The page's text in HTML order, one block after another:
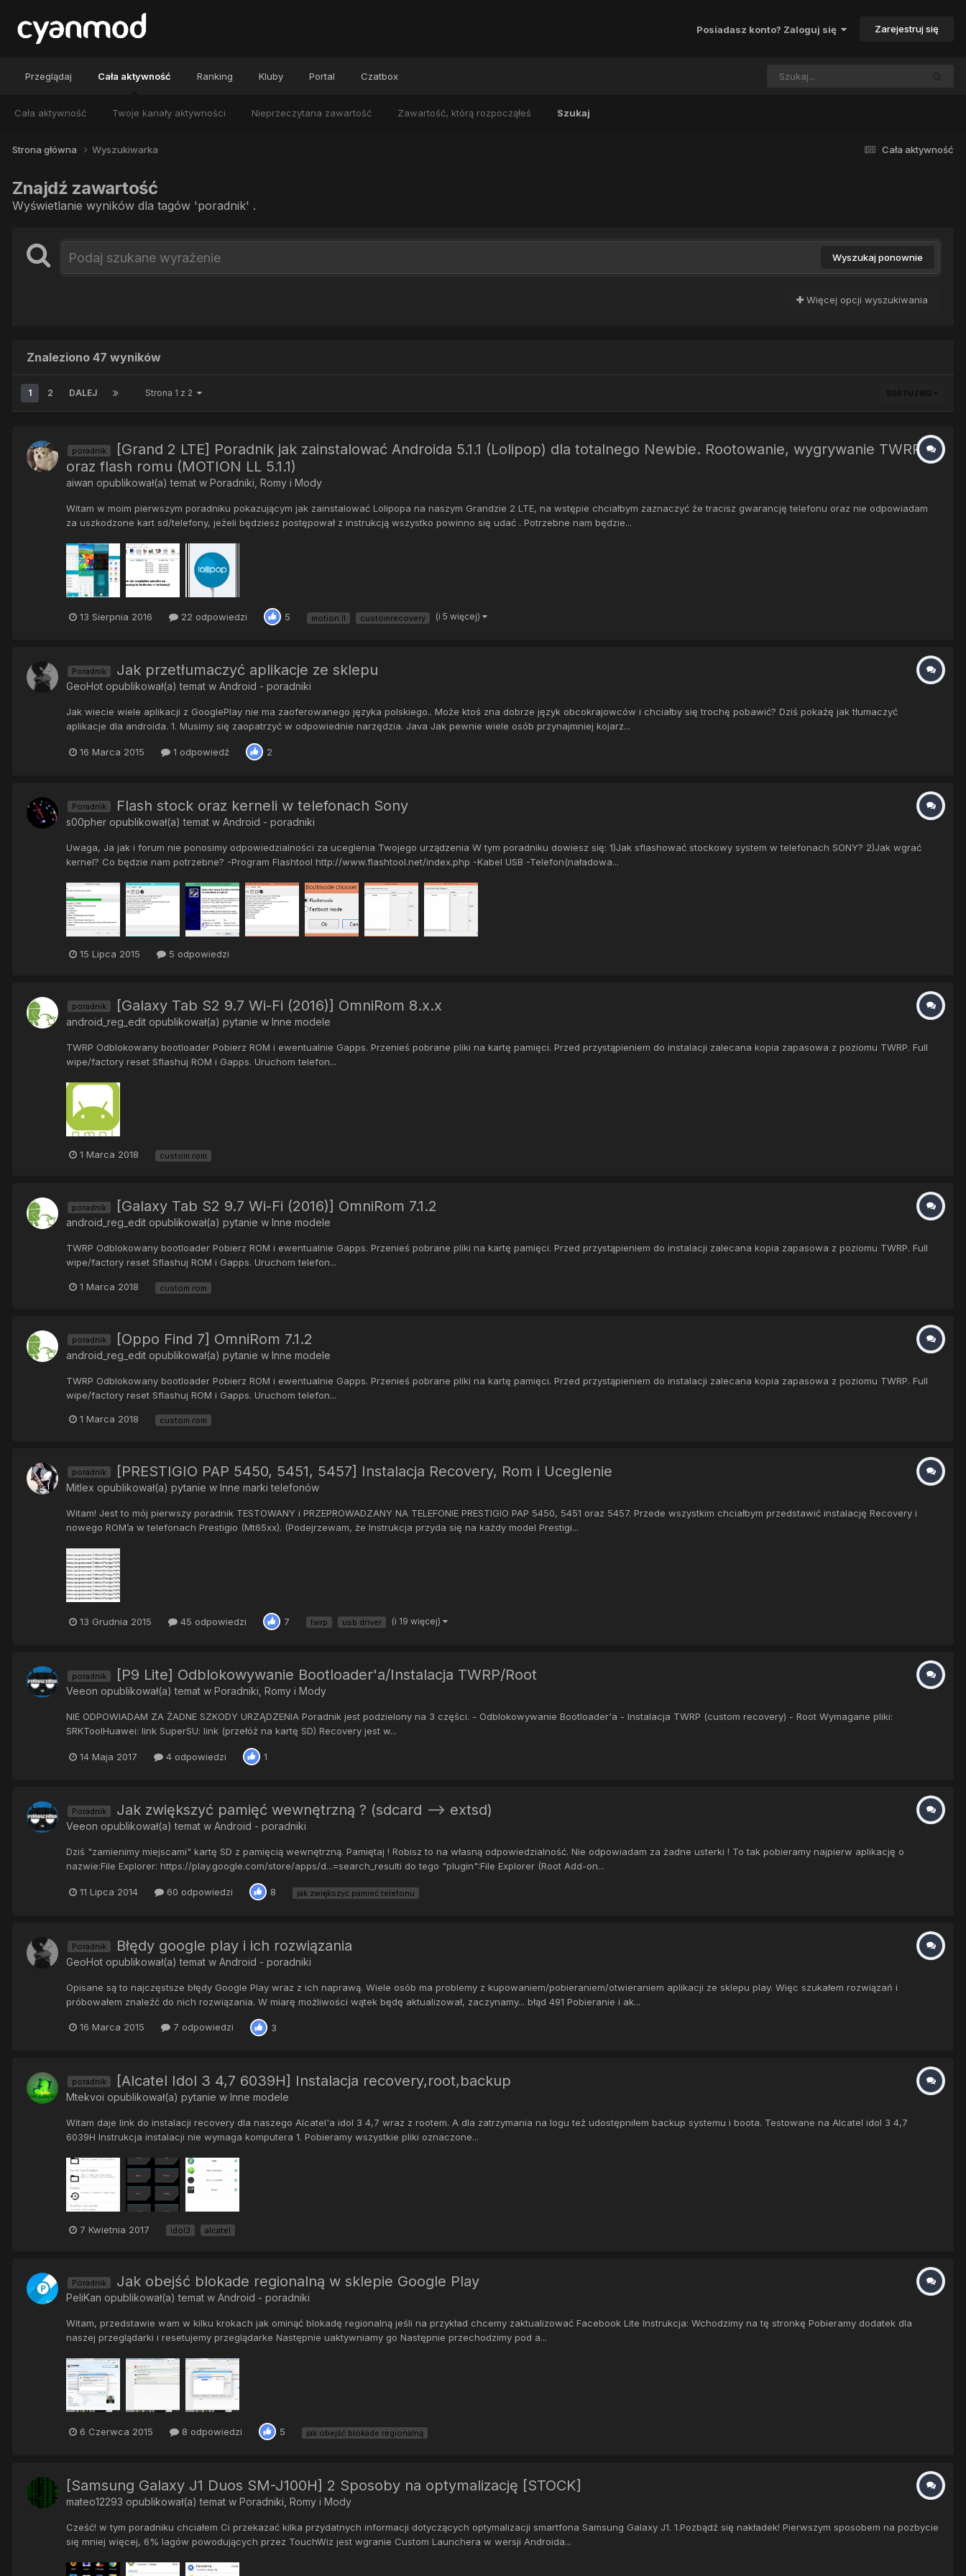
Posiadasz konto? Zaloguj się Zarejestruj się
Przeglądaj Cała aktywność
Cała aktywność Twoje kanały aktywności Nieprzeczytana zawartość Zawartość, którą rozpocząłeś Szukaj
Ranking Kluby Portal Czatbox
Cała aktywność
Strona główna Wyszukiwarka
Znajdź zawartość
Wyświetlanie wyników dla tagów 'poradnik' .
Wyszukaj ponownie
Więcej opcji wyszukiwania
Znaleziono 47 wyników
1 2 DALEJ Strona 1 z 2 SORTUJ WG
poradnik
[Grand 2 LTE] Poradnik jak zainstalować Androida 5.1.1 (Lolipop) dla totalnego Newbie. Rootowanie, wygrywanie TWRP
oraz flash romu (MOTION LL 5.1.1)
aiwan opublikował(a) temat w Poradniki, Romy i Mody
Witam w moim pierwszym poradniku pokazującym jak zainstalować Lolipopa na naszym Grandzie 2 LTE, na wstępie chciałbym zaznaczyć że tracisz gwarancję telefonu oraz nie odpowiadam
za uszkodzone kart sd/telefony, jeżeli będziesz postępował z instrukcją wszystko powinno się udać . Potrzebne nam będzie...
13 Sierpnia 2016 22 odpowiedzi 5 motion ll customrecovery (i 5 więcej)
Poradnik Jak przetłumaczyć aplikacje ze sklepu
GeoHot opublikował(a) temat w Android - poradniki
Jak wiecie wiele aplikacji z GooglePlay nie ma zaoferowanego języka polskiego.. Może ktoś zna dobrze język obcokrajowców i chciałby się trochę pobawić? Dziś pokażę jak tłumaczyć
aplikacje dla androida. 1. Musimy się zaopatrzyć w odpowiednie narzędzia. Java Jak pewnie wiele osób przynajmniej kojarz...
16 Marca 2015 1 odpowiedź 2
Poradnik Flash stock oraz kerneli w telefonach Sony
s00pher opublikował(a) temat w Android - poradniki
Uwaga, Ja jak i forum nie ponosimy odpowiedzialności za uceglenia Twojego urządzenia W tym poradniku dowiesz się: 1)Jak sflashować stockowy system w telefonach SONY? 2)Jak wgrać
kernel? Co będzie nam potrzebne? -Program Flashtool http://www.flashtool.net/index.php -Kabel USB -Telefon(naładowa...
15 Lipca 2015 5 odpowiedzi
poradnik [Galaxy Tab S2 9.7 Wi-Fi (2016)] OmniRom 8.x.x
android_reg_edit opublikował(a) pytanie w Inne modele
TWRP Odblokowany bootloader Pobierz ROM i ewentualnie Gapps. Przenieś pobrane pliki na kartę pamięci. Przed przystąpieniem do instalacji zalecana kopia zapasowa z poziomu TWRP. Full
wipe/factory reset Sflashuj ROM i Gapps. Uruchom telefon...
1 Marca 2018 custom rom
poradnik [Galaxy Tab S2 9.7 Wi-Fi (2016)] OmniRom 7.1.2
android_reg_edit opublikował(a) pytanie w Inne modele
TWRP Odblokowany bootloader Pobierz ROM i ewentualnie Gapps. Przenieś pobrane pliki na kartę pamięci. Przed przystąpieniem do instalacji zalecana kopia zapasowa z poziomu TWRP. Full
wipe/factory reset Sflashuj ROM i Gapps. Uruchom telefon...
1 Marca 2018 custom rom
poradnik [Oppo Find 7] OmniRom 7.1.2
android_reg_edit opublikował(a) pytanie w Inne modele
TWRP Odblokowany bootloader Pobierz ROM i ewentualnie Gapps. Przenieś pobrane pliki na kartę pamięci. Przed przystąpieniem do instalacji zalecana kopia zapasowa z poziomu TWRP. Full
wipe/factory reset Sflashuj ROM i Gapps. Uruchom telefon...
1 Marca 2018 custom rom
poradnik [PRESTIGIO PAP 5450, 5451, 5457] Instalacja Recovery, Rom i Uceglenie
Mitlex opublikował(a) pytanie w Inne marki telefonów
Witam! Jest to mój pierwszy poradnik TESTOWANY i PRZEPROWADZANY NA TELEFONIE PRESTIGIO PAP 5450, 5451 oraz 5457. Przede wszystkim chciałbym przedstawić instalację Recovery i
nowego ROM’a w telefonach Prestigio (Mt65xx). (Podejrzewam, że Instrukcja przyda się na każdy model Prestigi...
13 Grudnia 2015 45 odpowiedzi 7 twrp usb driver (i 19 więcej)
poradnik [P9 Lite] Odblokowywanie Bootloader'a/Instalacja TWRP/Root
Veeon opublikował(a) temat w Poradniki, Romy i Mody
NIE ODPOWIADAM ZA ŻADNE SZKODY URZĄDZENIA Poradnik jest podzielony na 3 części. - Odblokowywanie Bootloader'a - Instalacja TWRP (custom recovery) - Root Wymagane pliki:
SRKToolHuawei: link SuperSU: link (przełóż na kartę SD) Recovery jest w...
14 Maja 2017 4 odpowiedzi 1
Poradnik Jak zwiększyć pamięć wewnętrzną ? (sdcard --> extsd)
Veeon opublikował(a) temat w Android - poradniki
Dziś "zamienimy miejscami" kartę SD z pamięcią wewnętrzną. Pamiętaj ! Robisz to na własną odpowiedzialność. Nie odpowiadam za żadne usterki ! To tak pobieramy najpierw aplikację o
nazwie:File Explorer: https://play.google.com/store/apps/d...=search_resulti do tego "plugin":File Explorer (Root Add-on...
11 Lipca 2014 60 odpowiedzi 8 jak zwiększyć pamieć telefonu
Poradnik Błędy google play i ich rozwiązania
GeoHot opublikował(a) temat w Android - poradniki
Opisane są to najczęstsze błędy Google Play wraz z ich naprawą. Wiele osób ma problemy z kupowaniem/pobieraniem/otwieraniem aplikacji ze sklepu play. Więc szukałem rozwiązań i
próbowałem znaleźć do nich rozwiązania. W miarę możliwości wątek będę aktualizował, zaczynamy... błąd 491 Pobieranie i ak...
16 Marca 2015 7 odpowiedzi 3
poradnik [Alcatel Idol 3 4,7 6039H] Instalacja recovery,root,backup
Mtekvoi opublikował(a) pytanie w Inne modele
Witam daje link do instalacji recovery dla naszego Alcatel'a idol 3 4,7 wraz z rootem. A dla zatrzymania na logu też udostępniłem backup systemu i boota. Testowane na Alcatel idol 3 4,7
6039H Instrukcja instalacji nie wymaga komputera 1. Pobieramy wszystkie pliki oznaczone...
7 Kwietnia 2017 idol3 alcatel
Poradnik Jak obejść blokade regionalną w sklepie Google Play
PeliKan opublikował(a) temat w Android - poradniki
Witam, przedstawie wam w kilku krokach jak ominąć blokadę regionalną jeśli na przykład chcemy zaktualizować Facebook Lite Instrukcja: Wchodzimy na tę stronkę Pobieramy dodatek dla
naszej przeglądarki i resetujemy przeglądarke Następnie uaktywniamy go Następnie przechodzimy pod a...
6 Czerwca 2015 8 odpowiedzi 5 jak obejść blokade regionalną
[Samsung Galaxy J1 Duos SM-J100H] 2 Sposoby na optymalizację [STOCK]
mateo12293 opublikował(a) temat w Poradniki, Romy i Mody
Cześć! w tym poradniku chciałem Ci przekazać kilka przydatnych informacji dotyczących optymalizacji smartfona Samsung Galaxy J1. 1.Pozbądź się nakładek! Pierwszym sposobem na pozbycie
się mniej więcej, 6% lagów powodujących przez TouchWiz jest wgranie Custom Launchera w wersji Androida...